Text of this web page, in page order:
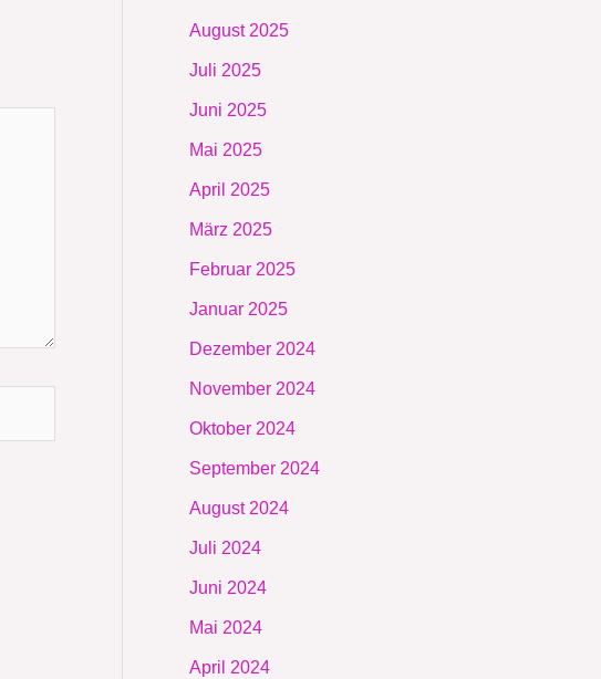
August 2025
Juli 2025
Juni 2025
Mai 2025
April 2025
März 2025
Februar 2025
Januar 2025
Dezember 2024
November 2024
Oktober 2024
September 2024
August 2024
Juli 2024
Juni 2024
Mai 2024
April 2024